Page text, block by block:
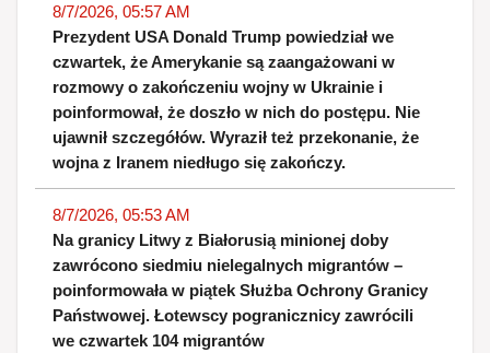
8/7/2026, 05:57 AM
Prezydent USA Donald Trump powiedział we
czwartek, że Amerykanie są zaangażowani w
rozmowy o zakończeniu wojny w Ukrainie i
poinformował, że doszło w nich do postępu. Nie
ujawnił szczegółów. Wyraził też przekonanie, że
wojna z Iranem niedługo się zakończy.
8/7/2026, 05:53 AM
Na granicy Litwy z Białorusią minionej doby
zawrócono siedmiu nielegalnych migrantów –
poinformowała w piątek Służba Ochrony Granicy
Państwowej. Łotewscy pogranicznicy zawrócili
we czwartek 104 migrantów